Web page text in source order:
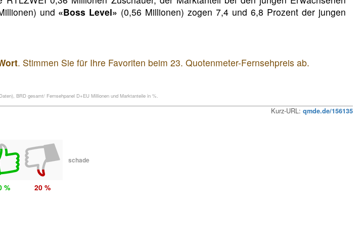
und «Boss Level» (0,56 Millionen) zogen 7,4 und 6,8 Prozent der jungen
. Stimmen Sie für Ihre Favoriten beim 23. Quotenmeter-Fernsehpreis ab.
BRD gesamt/ Fernsehpanel D+EU Millionen und Marktanteile in %.
Kurz-URL: qmde.de/156135
schade
% 20 %